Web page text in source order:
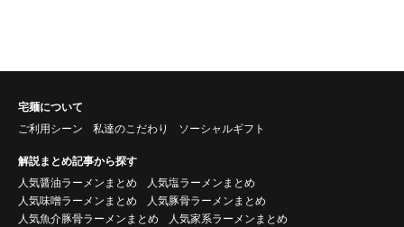
宅麺について
ご利用シーン
私達のこだわり ソーシャルギフト
解説まとめ記事から探す
人気醤油ラーメンまとめ
人気塩ラーメンまとめ
人気味噌ラーメンまとめ
人気豚骨ラーメンまとめ
人気魚介豚骨ラーメンまとめ
人気家系ラーメンまとめ